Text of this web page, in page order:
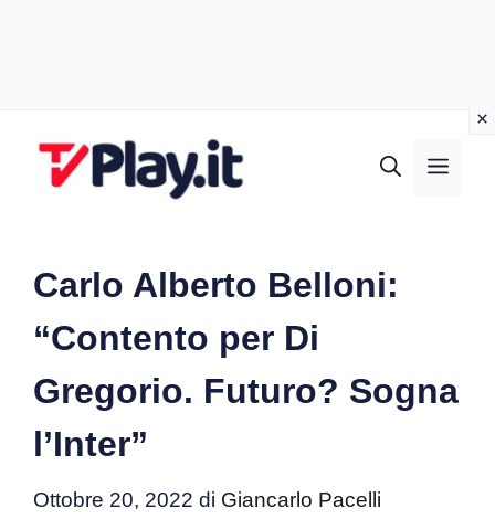
Carlo Alberto Belloni:
“Contento per Di
Gregorio. Futuro? Sogna
l’Inter”
Ottobre 20, 2022 di Giancarlo Pacelli